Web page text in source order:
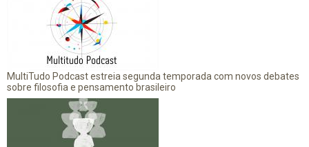
MultiTudo Podcast estreia segunda temporada com novos debates
sobre filosofia e pensamento brasileiro